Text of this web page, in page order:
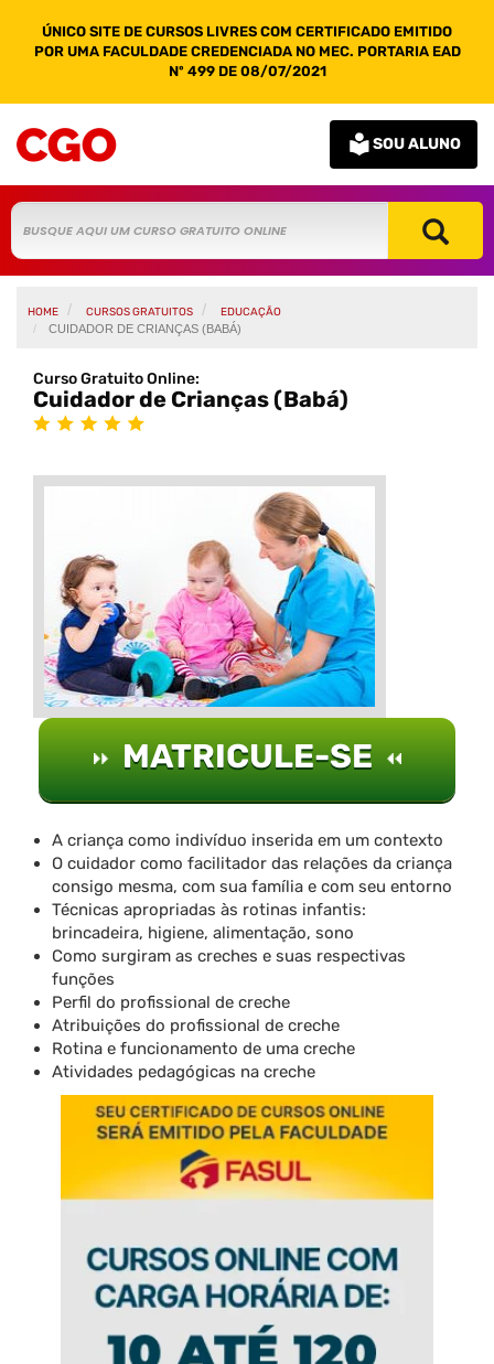
ÚNICO SITE DE CURSOS LIVRES COM CERTIFICADO EMITIDO
POR UMA FACULDADE CREDENCIADA NO MEC. PORTARIA EAD
Nº 499 DE 08/07/2021
SOU ALUNO
HOME CURSOS GRATUITOS
EDUCAÇÃO
CUIDADOR DE CRIANÇAS (BABÁ)
Curso Gratuito Online:
Cuidador de Crianças (Babá)
MATRICULE-SE
A criança como indivíduo inserida em um contexto
O cuidador como facilitador das relações da criança
consigo mesma, com sua família e com seu entorno
Técnicas apropriadas às rotinas infantis:
brincadeira, higiene, alimentação, sono
Como surgiram as creches e suas respectivas
funções
Perfil do profissional de creche
Atribuições do profissional de creche
Rotina e funcionamento de uma creche
Atividades pedagógicas na creche